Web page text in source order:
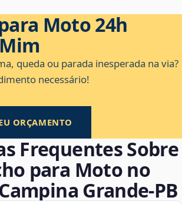
Moto 24h
queda ou parada inesperada na via?
necessário!
ORÇAMENTO
Frequentes Sobre
para Moto no
Grande‑PB